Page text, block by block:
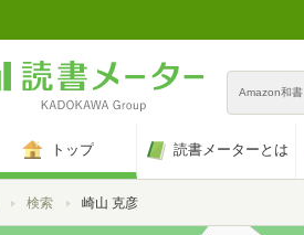
Amazon和書
トップ 読書メーターとは
トップ検索 崎山 克彦